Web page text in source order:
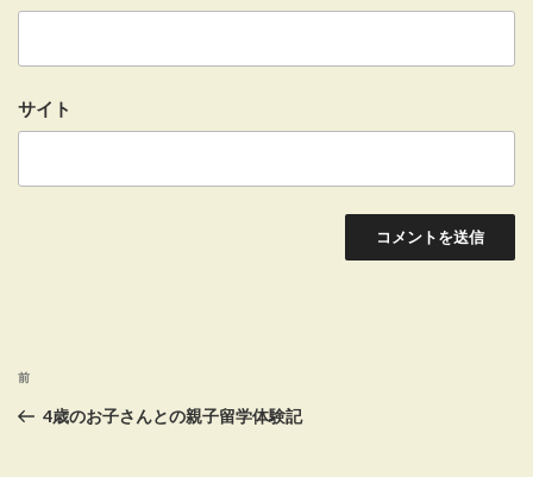
サイト
投
稿
前
の
前
4歳のお子さんとの親子留学体験記